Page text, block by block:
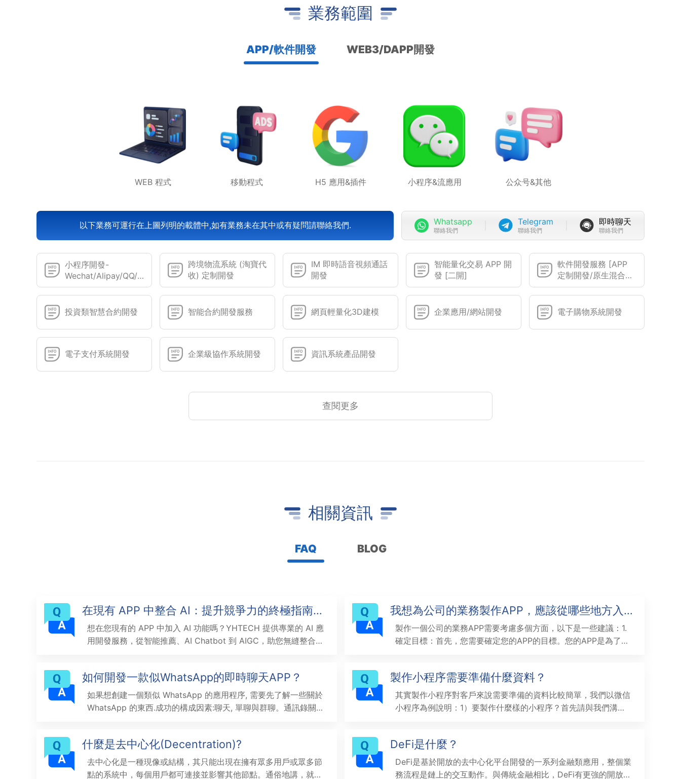
業務範圍
APP/軟件開發 WEB3/DAPP開發
WEB 程式 移動程式 H5 應用&插件 小程序&流應用 公众号&其他
以下業務可運行在上圖列明的載體中,如有業務未在其中或有疑問請聯絡我們. Whatsapp
聯絡我們
Telegram
聯絡我們
即時聊天
聯絡我們
小程序開發-
Wechat/Alipay/QQ/
字節抖音...
跨境物流系統 (淘寶代
收) 定制開發
IM 即時語音視頻通話
開發
智能量化交易 APP 開
發 [二開]
軟件開發服務 [APP
定制開發/原生混合敏
捷開發]
投資類智慧合約開發 智能合約開發服務 網頁輕量化3D建模 企業應用/網站開發 電子購物系統開發
電子支付系統開發 企業級協作系統開發 資訊系統產品開發
查閱更多
相關資訊
FAQ BLOG
在現有 APP 中整合 AI：提升競爭力的終極指南
(2025最新) | YHTECH
想在您現有的 APP 中加入 AI 功能嗎？YHTECH 提供專業的 AI 應
用開發服務，從智能推薦、AI Chatbot 到 AIGC，助您無縫整合
我想為公司的業務製作APP，應該從哪些地方入
手？
製作一個公司的業務APP需要考慮多個方面，以下是一些建議：1.
確定目標：首先，您需要確定您的APP的目標。您的APP是為了提
有助於您確定您的APP應該包含哪些功能，以及如何設計您的APP
以滿足客戶需求
如何開發一款似WhatsApp的即時聊天APP？
如果想創建一個類似 WhatsApp 的應用程序, 需要先了解一些關於
WhatsApp 的東西.成功的構成因素:聊天, 單聊與群聊。通訊錄關
電話與語音電話便捷的聊天記錄遷移如何開發像 WhatsApp 這樣
的即時
製作小程序需要準備什麼資料？
其實製作小程序對客戶來說需要準備的資料比較簡單，我們以微信
小程序為例說明：1）要製作什麼樣的小程序？首先請與我們溝通
什麼是去中心化(Decentration)?
去中心化是一種現像或結構，其只能出現在擁有眾多用戶或眾多節
點的系統中，每個用戶都可連接並影響其他節點。通俗地講，就是
DeFi是什麼？
DeFi是基於開放的去中心化平台開發的一系列金融類應用，整個業
務流程是鏈上的交互動作。與傳統金融相比，DeFi有更強的開放性